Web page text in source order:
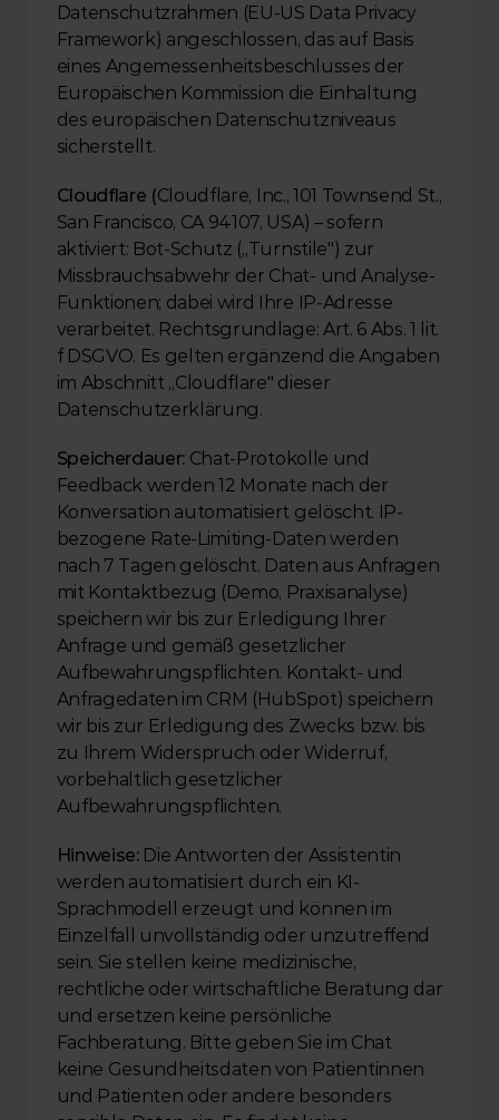
Datenschutzrahmen (EU-US Data Privacy
Framework) angeschlossen, das auf Basis
eines Angemessenheitsbeschlusses der
Europäischen Kommission die Einhaltung
des europäischen Datenschutzniveaus
sicherstellt.
Cloudflare (Cloudflare, Inc., 101 Townsend St.,
San Francisco, CA 94107, USA) – sofern
aktiviert: Bot-Schutz („Turnstile") zur
Missbrauchsabwehr der Chat- und Analyse-
Funktionen; dabei wird Ihre IP-Adresse
verarbeitet. Rechtsgrundlage: Art. 6 Abs. 1 lit.
f DSGVO. Es gelten ergänzend die Angaben
im Abschnitt „Cloudflare" dieser
Datenschutzerklärung.
Speicherdauer: Chat-Protokolle und
Feedback werden 12 Monate nach der
Konversation automatisiert gelöscht. IP-
bezogene Rate-Limiting-Daten werden
nach 7 Tagen gelöscht. Daten aus Anfragen
mit Kontaktbezug (Demo, Praxisanalyse)
speichern wir bis zur Erledigung Ihrer
Anfrage und gemäß gesetzlicher
Aufbewahrungspflichten. Kontakt- und
Anfragedaten im CRM (HubSpot) speichern
wir bis zur Erledigung des Zwecks bzw. bis
zu Ihrem Widerspruch oder Widerruf,
vorbehaltlich gesetzlicher
Aufbewahrungspflichten.
Hinweise: Die Antworten der Assistentin
werden automatisiert durch ein KI-
Sprachmodell erzeugt und können im
Einzelfall unvollständig oder unzutreffend
sein. Sie stellen keine medizinische,
rechtliche oder wirtschaftliche Beratung dar
und ersetzen keine persönliche
Fachberatung. Bitte geben Sie im Chat
keine Gesundheitsdaten von Patientinnen
und Patienten oder andere besonders